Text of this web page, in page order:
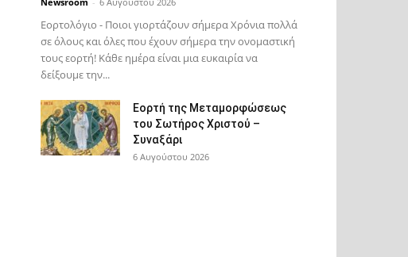
Εορτολόγιο - Ποιοι γιορτάζουν σήμερα Χρόνια πολλά
σε όλους και όλες που έχουν σήμερα την ονομαστική
τους εορτή! Κάθε ημέρα είναι μια ευκαιρία να
δείξουμε την...
Εορτή της Μεταμορφώσεως
του Σωτήρος Χριστού –
Συναξάρι
6 Αυγούστου 2026